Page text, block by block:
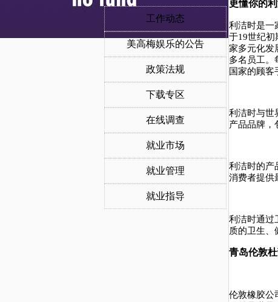
工作动态
美高梅娱乐的公告
政策法规
下载专区
在线调查
就业市场
就业管理
就业指导
更懂你的
利洁时是一
于19世纪初
家多元化发
多名员工。
国家的顾客
利洁时与世
产品品牌，
利洁时的产
消费者提供
利洁时通过
质的卫生、
青岛伦敦
伦敦橡胶公